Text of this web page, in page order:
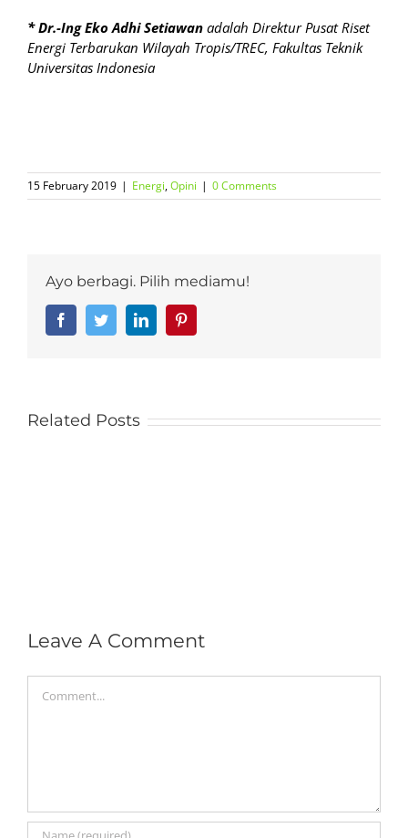
* Dr.-Ing Eko Adhi Setiawan adalah Direktur Pusat Riset
Energi Terbarukan Wilayah Tropis/TREC, Fakultas Teknik
Universitas Indonesia
15 February 2019 | Energi,Opini | 0 Comments
Ayo berbagi. Pilih mediamu!
FacebookTwitterLinkedIn
Related Posts
Leave A Comment